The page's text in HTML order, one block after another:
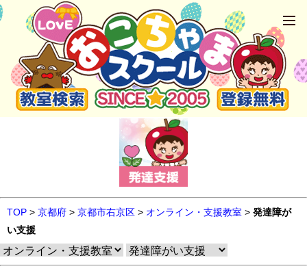
TOP > 京都府 > 京都市右京区 > オンライン・支援教室 > 発達障が
い支援